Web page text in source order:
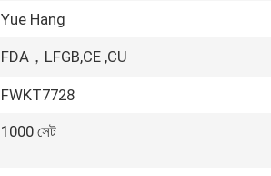
Yue Hang
FDA，LFGB,CE ,CU
FWKT7728
1000 সেট